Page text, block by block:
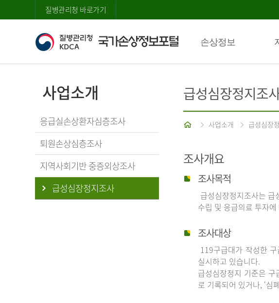
질병관리청 바로가기
손상정보
사업소개
응급실손상환자심층조사
퇴원손상심층조사
지역사회기반 중증외상조사
급성심장정지조사
급성심장정지조
홈 사업소개 급성심장
조사개요
조사목적
급성심장정지조사는
수립 및 응급의료 투자
조사대상
119구급대가 작성한
실시하고 있습니다.
급성심장정지 기준은 구
로 기록되어 있거나, ‘심